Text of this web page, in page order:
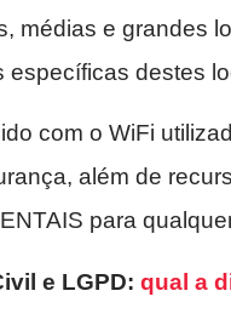
médias e grandes
específicas destes
com o WiFi
além de
para
e LGPD: qual a